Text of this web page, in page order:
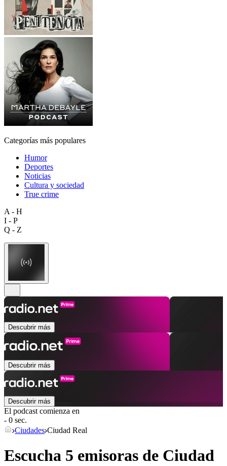
Categorías más populares
Humor
Deportes
Noticias
Cultura y sociedad
True crime
A - H
I - P
Q - Z
Descubrir más
Descubrir más
Descubrir más
El podcast comienza en
- 0 sec.
Ciudades Ciudad Real
Escucha 5 emisoras de Ciudad